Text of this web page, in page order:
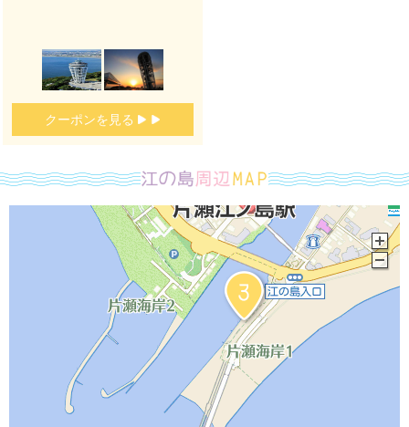
クーポンを見る